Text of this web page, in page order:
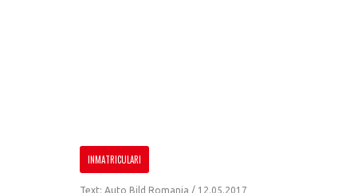
INMATRICULARI
Text: Auto Bild Romania / 12.05.2017